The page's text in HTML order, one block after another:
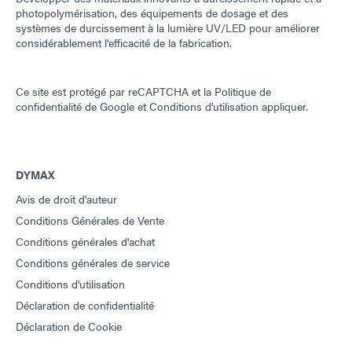
photopolymérisation, des équipements de dosage et des
systèmes de durcissement à la lumière UV/LED pour améliorer
considérablement l'efficacité de la fabrication.
Ce site est protégé par reCAPTCHA et la Politique de
confidentialité de Google etConditions d'utilisation appliquer.
DYMAX
Avis de droit d'auteur
Conditions Générales de Vente
Conditions générales d'achat
Conditions générales de service
Conditions d'utilisation
Déclaration de confidentialité
Déclaration de Cookie